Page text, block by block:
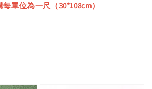
單位為一尺（30*108cm）